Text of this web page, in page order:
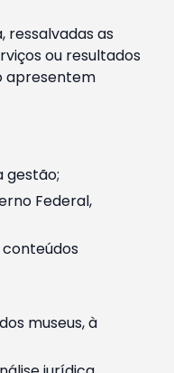
ressalvadas as
ou resultados
apresentem
gestão;
Federal,
conteúdos
museus, à